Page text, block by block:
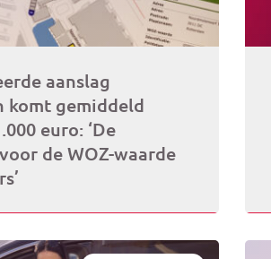
aanslag
komt gemiddeld
euro: ‘De
de WOZ-waarde